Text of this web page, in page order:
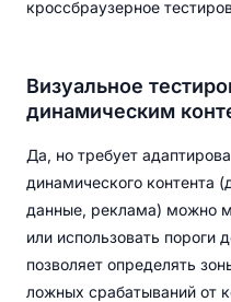
кроссбраузерное
Визуальное
динамическим
Да, но требует
динамического контента
данные, реклама) можно
или использовать пороги
позволяет определять
ложных срабатываний от